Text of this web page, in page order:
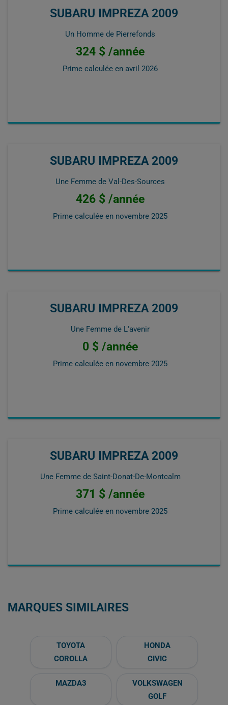
SUBARU IMPREZA 2009
Un Homme de Pierrefonds
324 $ /année
Prime calculée en avril 2026
SUBARU IMPREZA 2009
Une Femme de Val-Des-Sources
426 $ /année
Prime calculée en novembre 2025
SUBARU IMPREZA 2009
Une Femme de L'avenir
0 $ /année
Prime calculée en novembre 2025
SUBARU IMPREZA 2009
Une Femme de Saint-Donat-De-Montcalm
371 $ /année
Prime calculée en novembre 2025
MARQUES SIMILAIRES
TOYOTA
COROLLA
HONDA
CIVIC
MAZDA3
VOLKSWAGEN
GOLF